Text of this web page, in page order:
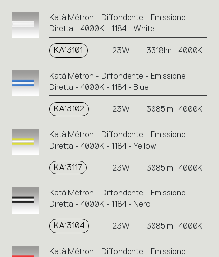
Katà Métron - Diffondente - Emissione
Diretta - 4000K - 1184 - White
KA13101 23W 3318lm 4000K
Katà Métron - Diffondente - Emissione
Diretta - 4000K - 1184 - Blue
KA13102 23W 3085lm 4000K
Katà Métron - Diffondente - Emissione
Diretta - 4000K - 1184 - Yellow
KA13117 23W 3085lm 4000K
Katà Métron - Diffondente - Emissione
Diretta - 4000K - 1184 - Nero
KA13104 23W 3085lm 4000K
Katà Métron - Diffondente - Emissione